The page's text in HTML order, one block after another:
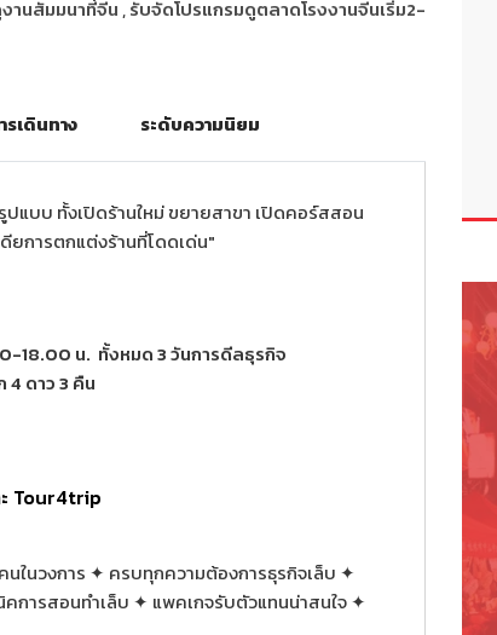
านสัมมนาที่จีน,รับจัดโปรแกรมดูตลาดโรงงานจีนเริ่ม2-
รเดินทาง ระดับความนิยม
แบบ ทั้งเปิดร้านใหม่ ขยายสาขา เปิดคอร์สสอน
ยการตกแต่งร้านที่โดดเด่น"
18.00 น. ทั้งหมด 3 วันการดีลธุรกิจ
ดาว 3 คืน
Tour4trip
นในวงการ ✦ ครบทุกความต้องการธุรกิจเล็บ ✦
ารสอนทำเล็บ ✦ แพคเกจรับตัวแทนน่าสนใจ ✦